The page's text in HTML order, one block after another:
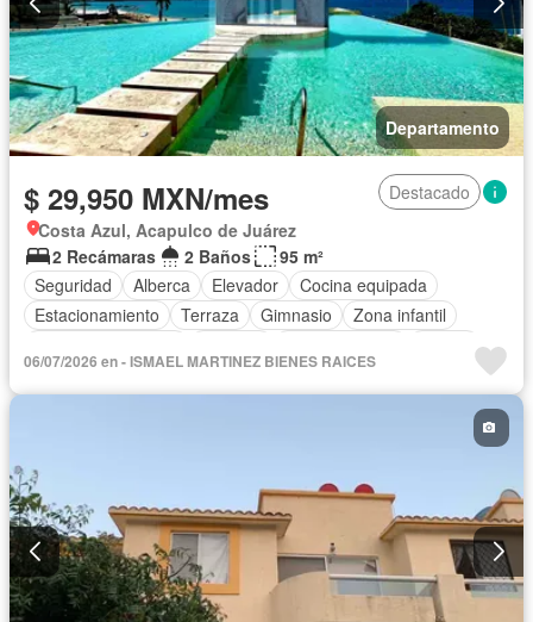
Departamento
$ 29,950 MXN/mes
Destacado
Costa Azul, Acapulco de Juárez
2 Recámaras
2 Baños
95 m²
Seguridad
Alberca Elevador
Cocina equipada
Estacionamiento
Terraza Gimnasio
Zona infantil
Acceso para personas con discapacidad
Sala polivalente
Asador
Caseta de vigilancia
Conserje
Completamente amueblado
06/07/2026 en - ISMAEL MARTINEZ BIENES RAICES